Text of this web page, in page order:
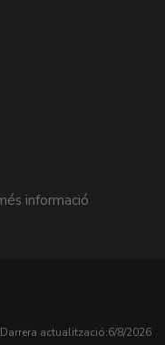
Darrera actualització:6/8/2026